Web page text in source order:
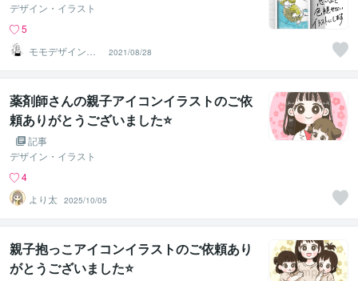
デザイン・イラスト
5
モモデザイン・
心を癒すイラス
トレーター
2021/08/28
薬剤師さんの親子アイコンイラストのご依
頼ありがとうございました⭐
記事
デザイン・イラスト
4
より太
2025/10/05
親子抱っこアイコンイラストのご依頼あり
がとうございました⭐